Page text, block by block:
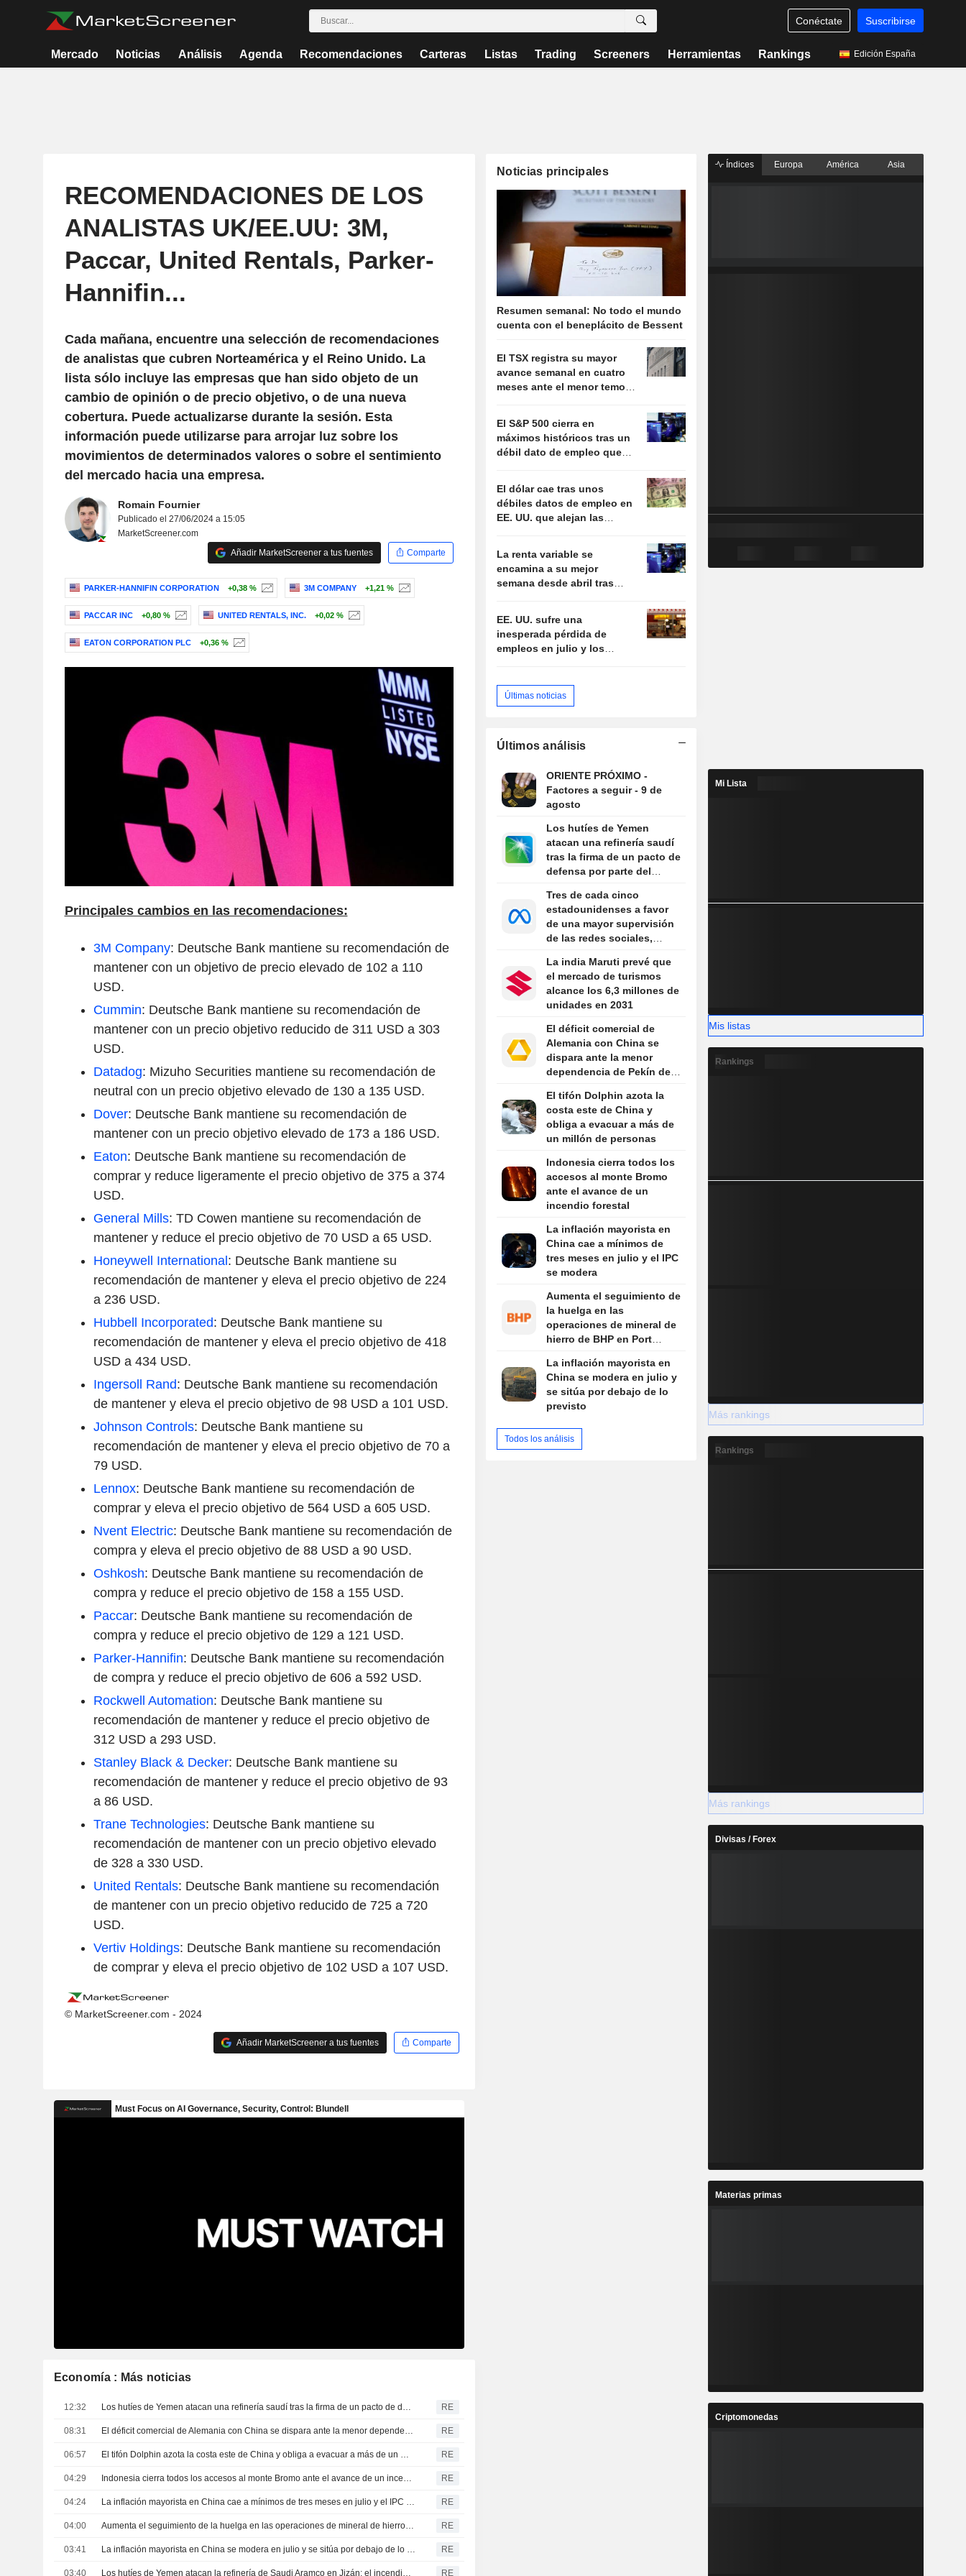
Conéctate Suscribirse
Mercado Noticias Análisis Agenda Recomendaciones Carteras Listas Trading Screeners Herramientas Rankings Edición España
RECOMENDACIONES DE LOS
ANALISTAS UK/EE.UU: 3M,
Paccar, United Rentals, Parker-
Hannifin...
Cada mañana, encuentre una selección de recomendaciones
de analistas que cubren Norteamérica y el Reino Unido. La
lista sólo incluye las empresas que han sido objeto de un
cambio de opinión o de precio objetivo, o de una nueva
cobertura. Puede actualizarse durante la sesión. Esta
información puede utilizarse para arrojar luz sobre los
movimientos de determinados valores o sobre el sentimiento
del mercado hacia una empresa.
Romain Fournier
Publicado el 27/06/2024 a 15:05
MarketScreener.com
Añadir MarketScreener a tus fuentes
Comparte
PARKER-HANNIFIN CORPORATION +0,38 % 3M COMPANY +1,21 %
PACCAR INC +0,80 % UNITED RENTALS, INC. +0,02 %
EATON CORPORATION PLC +0,36 %
Principales cambios en las recomendaciones:
3M Company: Deutsche Bank mantiene su recomendación de
mantener con un objetivo de precio elevado de 102 a 110
USD.
Cummin: Deutsche Bank mantiene su recomendación de
mantener con un precio objetivo reducido de 311 USD a 303
USD.
Datadog: Mizuho Securities mantiene su recomendación de
neutral con un precio objetivo elevado de 130 a 135 USD.
Dover: Deutsche Bank mantiene su recomendación de
mantener con un precio objetivo elevado de 173 a 186 USD.
Eaton: Deutsche Bank mantiene su recomendación de
comprar y reduce ligeramente el precio objetivo de 375 a 374
USD.
General Mills: TD Cowen mantiene su recomendación de
mantener y reduce el precio objetivo de 70 USD a 65 USD.
Honeywell International: Deutsche Bank mantiene su
recomendación de mantener y eleva el precio objetivo de 224
a 236 USD.
Hubbell Incorporated: Deutsche Bank mantiene su
recomendación de mantener y eleva el precio objetivo de 418
USD a 434 USD.
Ingersoll Rand: Deutsche Bank mantiene su recomendación
de mantener y eleva el precio objetivo de 98 USD a 101 USD.
Johnson Controls: Deutsche Bank mantiene su
recomendación de mantener y eleva el precio objetivo de 70 a
79 USD.
Lennox: Deutsche Bank mantiene su recomendación de
comprar y eleva el precio objetivo de 564 USD a 605 USD.
Nvent Electric: Deutsche Bank mantiene su recomendación de
compra y eleva el precio objetivo de 88 USD a 90 USD.
Oshkosh: Deutsche Bank mantiene su recomendación de
compra y reduce el precio objetivo de 158 a 155 USD.
Paccar: Deutsche Bank mantiene su recomendación de
compra y reduce el precio objetivo de 129 a 121 USD.
Parker-Hannifin: Deutsche Bank mantiene su recomendación
de compra y reduce el precio objetivo de 606 a 592 USD.
Rockwell Automation: Deutsche Bank mantiene su
recomendación de mantener y reduce el precio objetivo de
312 USD a 293 USD.
Stanley Black & Decker: Deutsche Bank mantiene su
recomendación de mantener y reduce el precio objetivo de 93
a 86 USD.
TraneTechnologies: Deutsche Bank mantiene su
recomendación de mantener con un precio objetivo elevado
de 328 a 330 USD.
United Rentals: Deutsche Bank mantiene su recomendación
de mantener con un precio objetivo reducido de 725 a 720
USD.
Vertiv Holdings: Deutsche Bank mantiene su recomendación
de comprar y eleva el precio objetivo de 102 USD a 107 USD.
© MarketScreener.com - 2024
Añadir MarketScreener a tus fuentes Comparte
Economía : Más noticias
12:32 RE
08:31 RE
06:57 RE
04:29 RE
04:24 RE
04:00 RE
03:41 RE
03:40 RE
Noticias principales
Resumen semanal: No todo el mundo
cuenta con el beneplácito de Bessent
El TSX registra su mayor
avance semanal en cuatro
meses ante el menor temor
El S&P 500 cierra en
máximos históricos tras un
débil dato de empleo que
El dólar cae tras unos
débiles datos de empleo en
EE. UU. que alejan las
La renta variable se
encamina a su mejor
semana desde abril tras
subidas de tipos
EE. UU. sufre una
inesperada pérdida de
empleos en julio y los
tipos
Últimas noticias
Últimos análisis
ORIENTE PRÓXIMO -
Factores a seguir - 9 de
agosto
Los hutíes de Yemen
atacan una refinería saudí
tras la firma de un pacto de
defensa por parte del
Tres de cada cinco
estadounidenses a favor
de una mayor supervisión
de las redes sociales,
Reuters/Ipsos
La india Maruti prevé que
el mercado de turismos
alcance los 6,3 millones de
unidades en 2031
El déficit comercial de
Alemania con China se
dispara ante la menor
dependencia de Pekín de
El tifón Dolphin azota la
costa este de China y
obliga a evacuar a más de
un millón de personas
Indonesia cierra todos los
accesos al monte Bromo
ante el avance de un
incendio forestal
La inflación mayorista en
China cae a mínimos de
tres meses en julio y el IPC
se modera
Aumenta el seguimiento de
la huelga en las
operaciones de mineral de
hierro de BHP en Port
La inflación mayorista en
China se modera en julio y
se sitúa por debajo de lo
previsto
Todos los análisis
Índices Europa América Asia
Mi Lista
Mis listas
Rankings
Más rankings
Rankings
Más rankings
Divisas / Forex
Materias primas
Criptomonedas